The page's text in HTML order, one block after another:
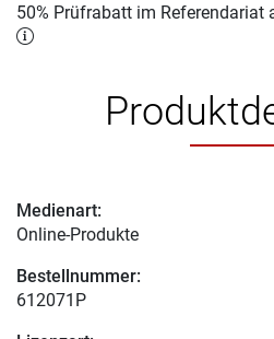
50% Prüfrabatt im
Medienart:
Online-Produkte
Bestellnummer:
612071P